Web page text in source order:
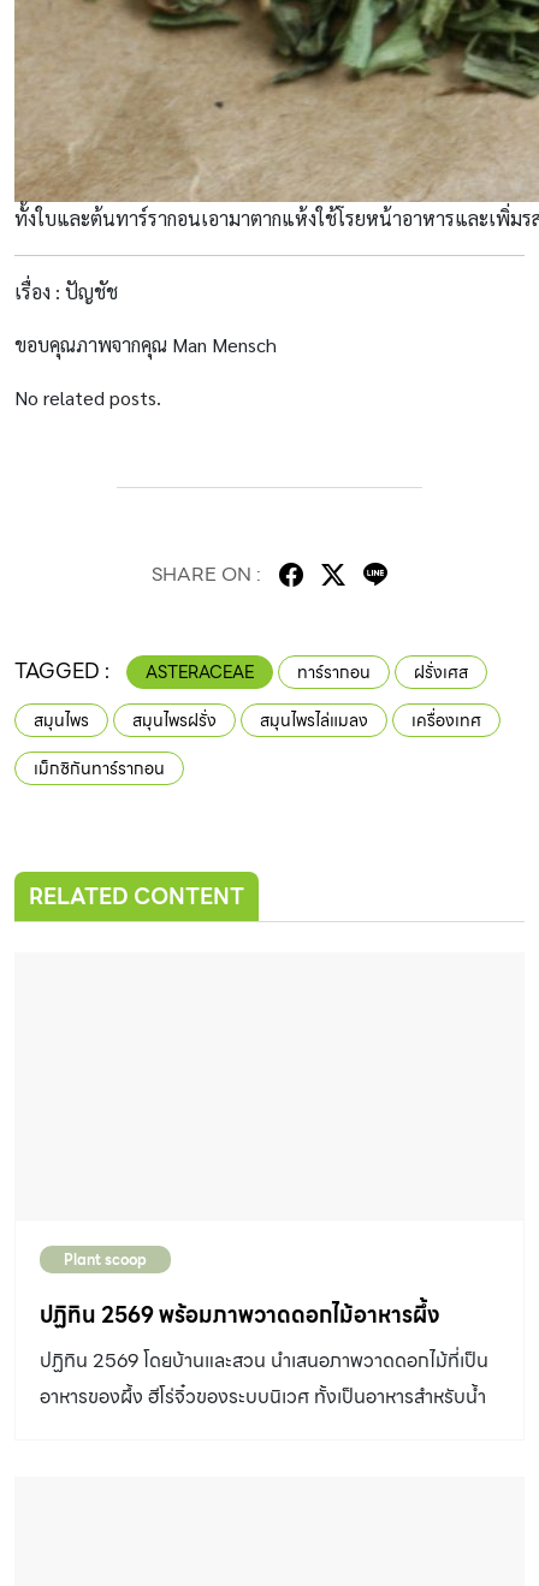
ทั้งใบและต้นทาร์รากอนเอามาตากแห้งใช้โรยหน้าอาหารและเพิ่ม
เรื่อง : ปัญชัช
ขอบคุณภาพจากคุณ Man Mensch
No related posts.
SHARE ON :
TAGGED : ASTERACEAE ทาร์รากอน
ฝรั่งเศส
สมุนไพร
สมุนไพรฝรั่ง สมุนไพรไล่แมลง
เครื่องเทศ
เม็กซิกันทาร์รากอน
RELATED CONTENT
Plant scoop
ปฏิทิน 2569 พร้อมภาพวาดดอกไม้อาหารผึ้ง
ปฏิทิน 2569 โดยบ้านและสวน นำเสนอภาพวาดดอกไม้ที่เป็น
อาหารของผึ้ง ฮีโร่จิ๋วของระบบนิเวศ ทั้งเป็นอาหารสำหรับน้ำ